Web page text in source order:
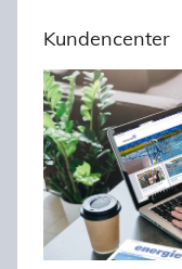
e
n
n
a
c
h
Kundencenter